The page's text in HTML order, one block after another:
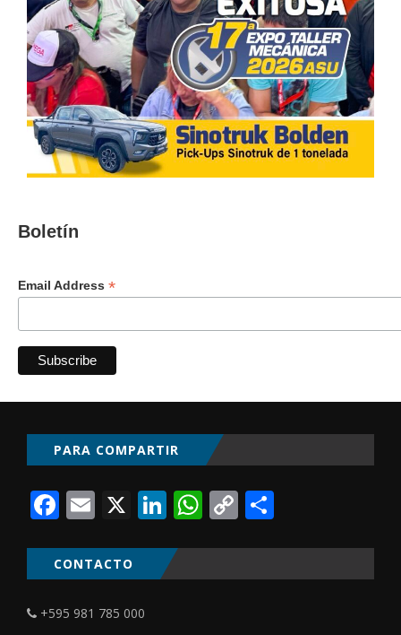
Boletín
Email Address *
PARA COMPARTIR
Facebook
Email
X LinkedIn
WhatsApp
Copy
CONTACTO
+595 981 785 000